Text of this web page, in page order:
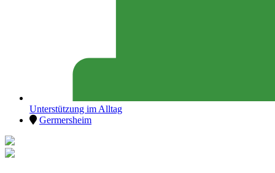
Unterstützung im Alltag
Germersheim